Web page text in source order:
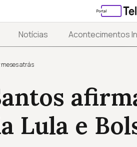
Notícias Acontecimentos
meses atrás
Lula e